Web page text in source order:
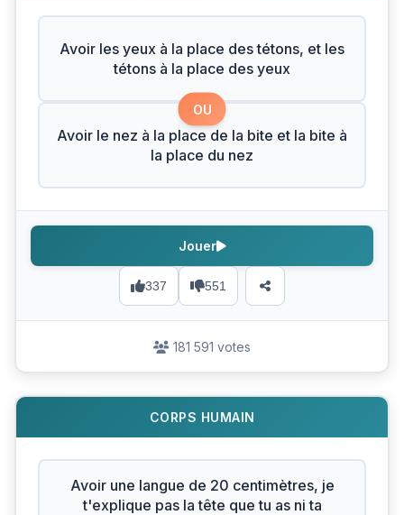
Avoir les yeux à la place des tétons, et les
tétons à la place des yeux
OU
Avoir le nez à la place de la bite et la bite à
la place du nez
337 551
Jouer
181 591 votes
CORPS HUMAIN
Avoir une langue de 20 centimètres, je
t'explique pas la tête que tu as ni ta